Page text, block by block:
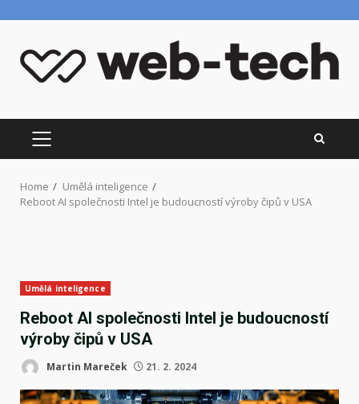
content
PRIMARY
MENU
Home
Umělá inteligence
Reboot AI společnosti Intel je budoucností výroby čipů v USA
Umělá inteligence
Reboot AI společnosti Intel je budoucností
výroby čipů v USA
Martin Mareček 21. 2. 2024